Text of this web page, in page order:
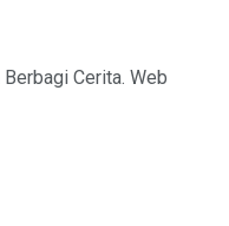
Cerita. Web